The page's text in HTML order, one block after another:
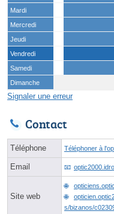
Mardi
Mercredi
Jeudi
Vendredi
Samedi
Dimanche
Signaler une erreur
Contact
Téléphone Téléphoner à
Email
Site web
s/bizanos/